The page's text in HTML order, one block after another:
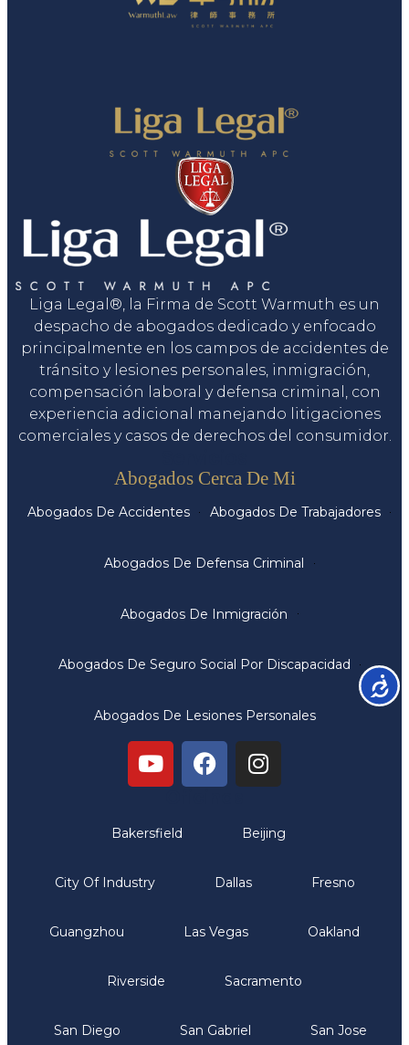
Liga Legal®, la Firma de Scott Warmuth es un
despacho de abogados dedicado y enfocado
principalmente en los campos de accidentes de
tránsito y lesiones personales, inmigración,
compensación laboral y defensa criminal, con
experiencia adicional manejando litigaciones
comerciales y casos de derechos del consumidor.
Abogados Cerca De Mi
Abogados De Accidentes Abogados De Trabajadores
Abogados De Defensa Criminal
Abogados De Inmigración
Abogados De Seguro Social Por Discapacidad
Abogados De Lesiones Personales
Bakersfield Beijing
City Of Industry Dallas Fresno
Guangzhou Las Vegas Oakland
Riverside Sacramento
San Diego San Gabriel San Jose